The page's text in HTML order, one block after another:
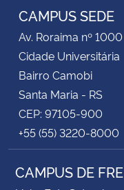
CAMPUS SEDE
Av. Roraima nº 1000
Cidade Universitária
Bairro Camobi
Santa Maria - RS
CEP: 97105-900
+55 (55) 3220-8000
CAMPUS DE